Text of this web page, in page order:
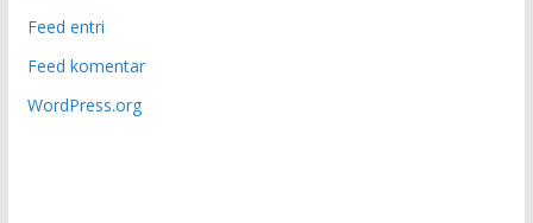
Feed entri
Feed komentar
WordPress.org